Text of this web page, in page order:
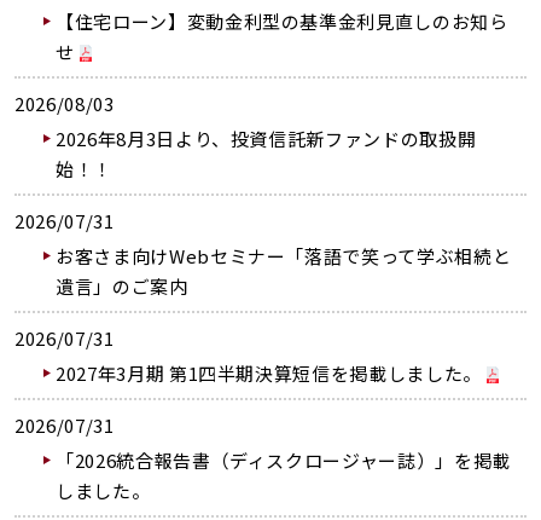
【住宅ローン】変動⾦利型の基準⾦利⾒直しのお知ら
せ
2026/08/03
2026年8月3日より、投資信託新ファンドの取扱開
始！！
2026/07/31
お客さま向けWebセミナー「落語で笑って学ぶ相続と
遺言」のご案内
2026/07/31
2027年3月期 第1四半期決算短信を掲載しました。
2026/07/31
「2026統合報告書（ディスクロージャー誌）」を掲載
しました。